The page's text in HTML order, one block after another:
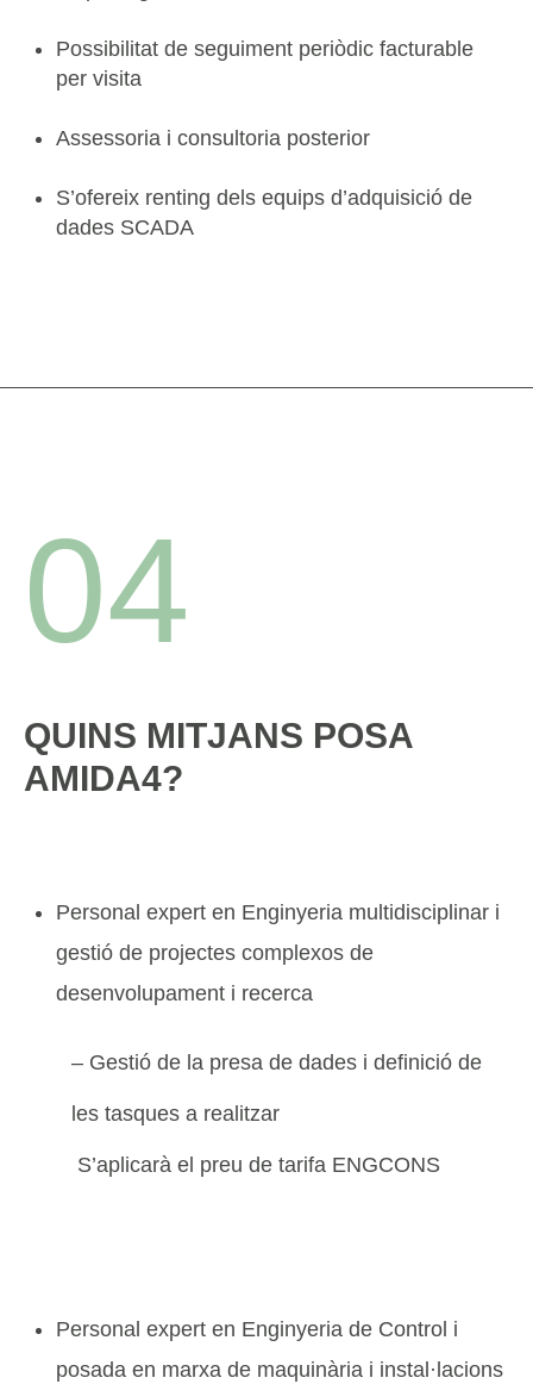
Possibilitat de seguiment periòdic facturable
per visita
Assessoria i consultoria posterior
S’ofereix renting dels equips d’adquisició de
dades SCADA
04
QUINS MITJANS POSA
AMIDA4?
Personal expert en Enginyeria multidisciplinar i
gestió de projectes complexos de
desenvolupament i recerca
– Gestió de la presa de dades i definició de
les tasques a realitzar
S’aplicarà el preu de tarifa ENGCONS
Personal expert en Enginyeria de Control i
posada en marxa de maquinària i instal·lacions